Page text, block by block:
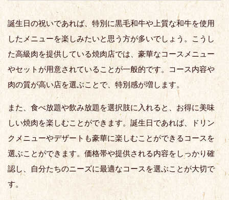
誕生日の祝いであれば、特別に黒毛和牛や上質な和牛を使用
したメニューを楽しみたいと思う方が多いでしょう。こうし
た高級肉を提供している焼肉店では、豪華なコースメニュー
やセットが用意されていることが一般的です。コース内容や
肉の質が高い店を選ぶことで、特別感が増します。
また、食べ放題や飲み放題を選択肢に入れると、お得に美味
しい焼肉を楽しむことができます。誕生日であれば、ドリン
クメニューやデザートも豪華に楽しむことができるコースを
選ぶことができます。価格帯や提供される内容をしっかり確
認し、自分たちのニーズに最適なコースを選ぶことが大切で
す。